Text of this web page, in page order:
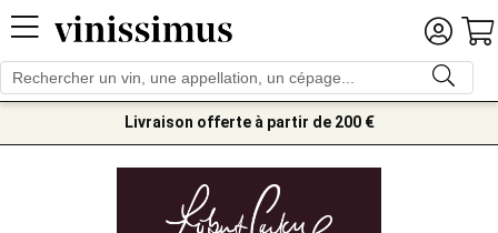
Livraison offerte à partir de 200 €